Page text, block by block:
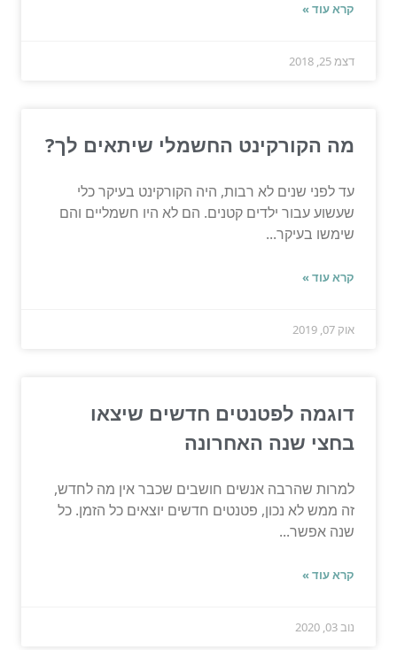
קרא עוד »
דצמ 25, 2018
מה הקורקינט החשמלי שיתאים לך?
עד לפני שנים לא רבות, היה הקורקינט בעיקר כלי
שעשוע עבור ילדים קטנים. הם לא היו חשמליים והם
שימשו בעיקר...
קרא עוד »
אוק 07, 2019
דוגמה לפטנטים חדשים שיצאו
בחצי שנה האחרונה
למרות שהרבה אנשים חושבים שכבר אין מה לחדש,
זה ממש לא נכון, פטנטים חדשים יוצאים כל הזמן. כל
שנה אפשר...
קרא עוד »
נוב 03, 2020